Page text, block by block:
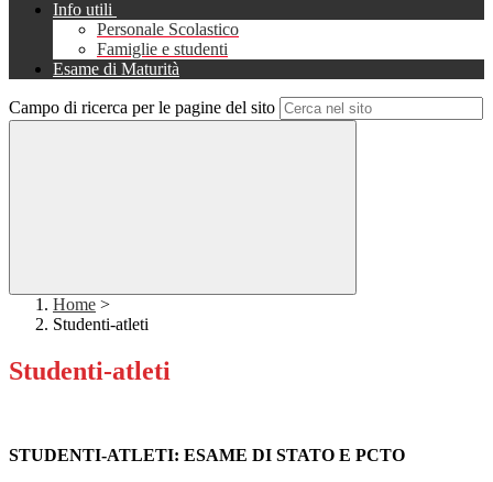
Info utili
Personale Scolastico
Famiglie e studenti
Esame di Maturità
Campo di ricerca per le pagine del sito
Home >
Studenti-atleti
Studenti-atleti
STUDENTI-ATLETI: ESAME DI STATO E PCTO